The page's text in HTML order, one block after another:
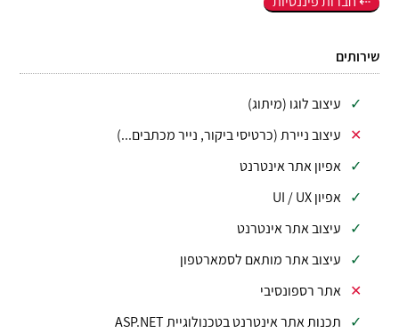
שירותים
עיצוב לוגו (מיתוג)
עיצוב ניירת (כרטיסי ביקור, נייר מכתבים...)
אפיון אתר אינטרנט
אפיון UI / UX
עיצוב אתר אינטרנט
עיצוב אתר מותאם לסמארטפון
אתר רספונסיבי
תכנות אתר אינטרנט בטכנולוגיית ASP.NET